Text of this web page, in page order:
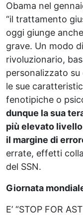
Obama nel
“il trattamento
oggi giunge
grave. Un modo
rivoluzionario,
personalizzato
le sue
fenotipiche o
dunque la sua
più elevato
il margine di
errate, effetti
del SSN.
Giornata
E’ “STOP FOR